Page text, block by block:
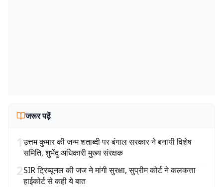
जरूर पढ़ें
1उत्तम कुमार की जन्म शताब्दी पर बंगाल सरकार ने बनायी विशेष
समिति, शुभेंदु अधिकारी मुख्य संरक्षक
2SIR ट्रिब्यूनल की जज ने मांगी सुरक्षा, सुप्रीम कोर्ट ने कलकत्ता
हाईकोर्ट से कही ये बात